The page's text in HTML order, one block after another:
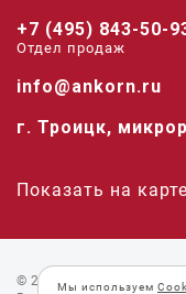
+7 (495) 843-50-
Отдел продаж
info@ankorn.ru
г. Троицк,
Показать на карте
© 2026 «Анкорн».
Мы используем